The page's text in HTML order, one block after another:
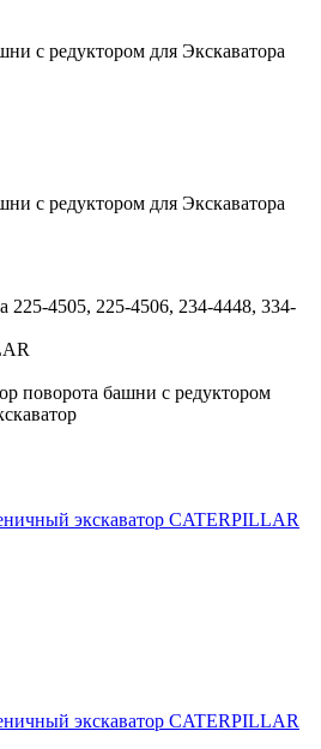
с редуктором для Экскаватора
с редуктором для Экскаватора
225-4505, 225-4506, 234-4448, 334-
поворота башни с редуктором